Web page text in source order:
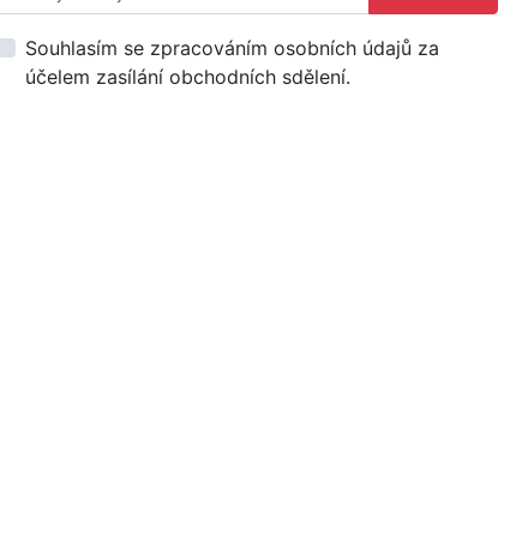
Souhlasím se zpracováním osobních údajů za
účelem zasílání obchodních sdělení.